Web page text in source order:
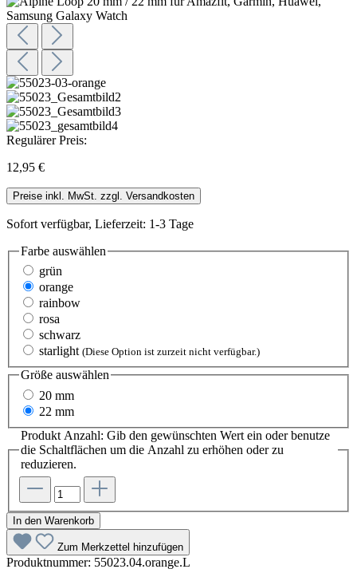
Regulärer Preis:
12,95 €
Preise inkl. MwSt. zzgl. Versandkosten
Sofort verfügbar, Lieferzeit: 1-3 Tage
Farbe auswählen
grün
orange
rainbow
rosa
schwarz
starlight (Diese Option ist zurzeit nicht verfügbar.)
Größe auswählen
20 mm
22 mm
Produkt Anzahl: Gib den gewünschten Wert ein oder benutze
die Schaltflächen um die Anzahl zu erhöhen oder zu
reduzieren.
In den Warenkorb
Zum Merkzettel hinzufügen
Produktnummer: 55023.04.orange.L